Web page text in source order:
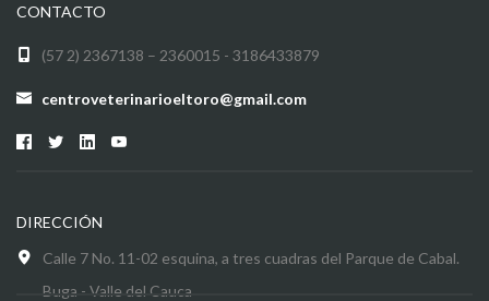
CONTACTO
(57 2) 2367138 – 2360015 - 3186433879
centroveterinarioeltoro@gmail.com
DIRECCIÓN
Calle 7 No. 11-02 esquina, a tres cuadras del Parque de Cabal.
Buga - Valle del Cauca